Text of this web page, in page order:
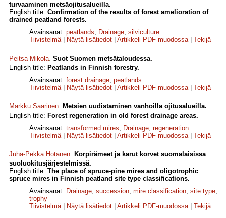
turvaaminen metsäojitusalueilla.
English title: Confirmation of the results of forest amelioration of
drained peatland forests.
Avainsanat: peatlands; Drainage; silviculture
Tiivistelmä| Näytä lisätiedot Artikkeli PDF-muodossa| Tekijä
Peitsa Mikola. Suot Suomen metsätaloudessa.
English title: Peatlands in Finnish forestry.
Avainsanat: forest drainage; peatlands
Tiivistelmä| Näytä lisätiedot Artikkeli PDF-muodossa| Tekijä
Markku Saarinen. Metsien uudistaminen vanhoilla ojitusalueilla.
English title: Forest regeneration in old forest drainage areas.
Avainsanat: transformed mires; Drainage; regeneration
Tiivistelmä| Näytä lisätiedot Artikkeli PDF-muodossa| Tekijä
Juha-Pekka Hotanen. Korpirämeet ja karut korvet suomalaisissa
suoluokitusjärjestelmissä.
English title: The place of spruce-pine mires and oligotrophic
spruce mires in Finnish peatland site type classifications.
Avainsanat: Drainage; succession; mire classification; site type;
trophy
Tiivistelmä| Näytä lisätiedot Artikkeli PDF-muodossa| Tekijä